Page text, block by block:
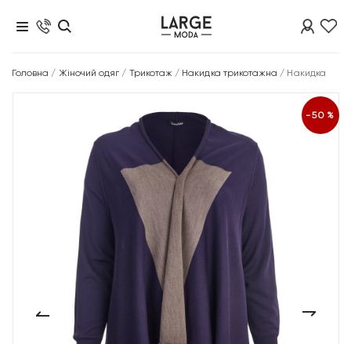
Головна / Жіночий одяг / Трикотаж / Накидка трикотажна / Накидка
-50%